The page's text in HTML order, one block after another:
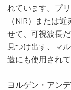
れています。プ
（NIR）または
せて、可視波長
見つけ出す、マ
造にも使用されて
ヨルゲン・アン